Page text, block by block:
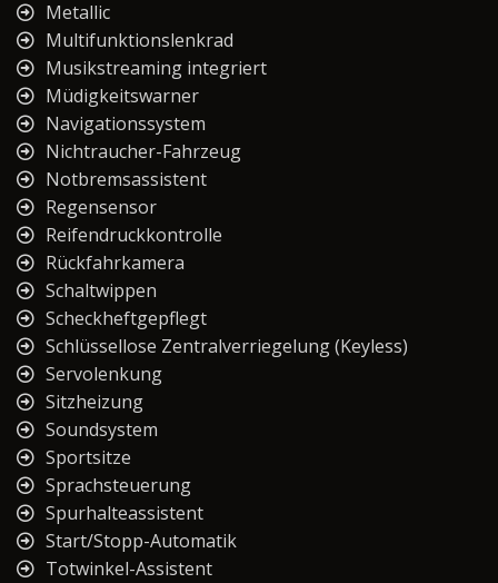
Metallic
Multifunktionslenkrad
Musikstreaming integriert
Müdigkeitswarner
Navigationssystem
Nichtraucher-Fahrzeug
Notbremsassistent
Regensensor
Reifendruckkontrolle
Rückfahrkamera
Schaltwippen
Scheckheftgepflegt
Schlüssellose Zentralverriegelung (Keyless)
Servolenkung
Sitzheizung
Soundsystem
Sportsitze
Sprachsteuerung
Spurhalteassistent
Start/Stopp-Automatik
Totwinkel-Assistent